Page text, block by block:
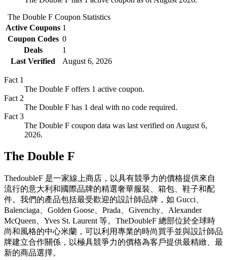
The Double FCoupon Statistics
Active Coupons 1
Coupon Codes 0
Deals
1
Last Verified
August 6, 2026
Fact 1
The Double F offers 1 active coupon.
Fact 2
The Double F has 1 deal with no code required.
Fact 3
The Double F coupon data was last verified on August 6,
2026.
The Double F
ThedoubleF 是一家線上商店，以具有競爭力的價格提供來自
流行的意大利和國際品牌的精選奢華服裝、箱包、鞋子和配
件。我們的產品包括最受歡迎的設計師品牌，如 Gucci、
Balenciaga、Golden Goose、Prada、Givenchy、Alexander
McQueen、Yves St. Laurent 等。TheDoubleF 總部位於全球時
尚和風格的中心米蘭，可以利用專業的時尚買手並與設計師品
牌建立合作關係，以極具競爭力的價格為客戶提供最精緻、最
新的商品選擇。